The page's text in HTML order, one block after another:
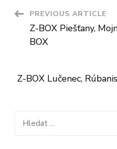
Post
Navigation
PREVIOUS ARTICLE
Z-BOX Piešťany,
BOX
Z-BOX Lučenec,